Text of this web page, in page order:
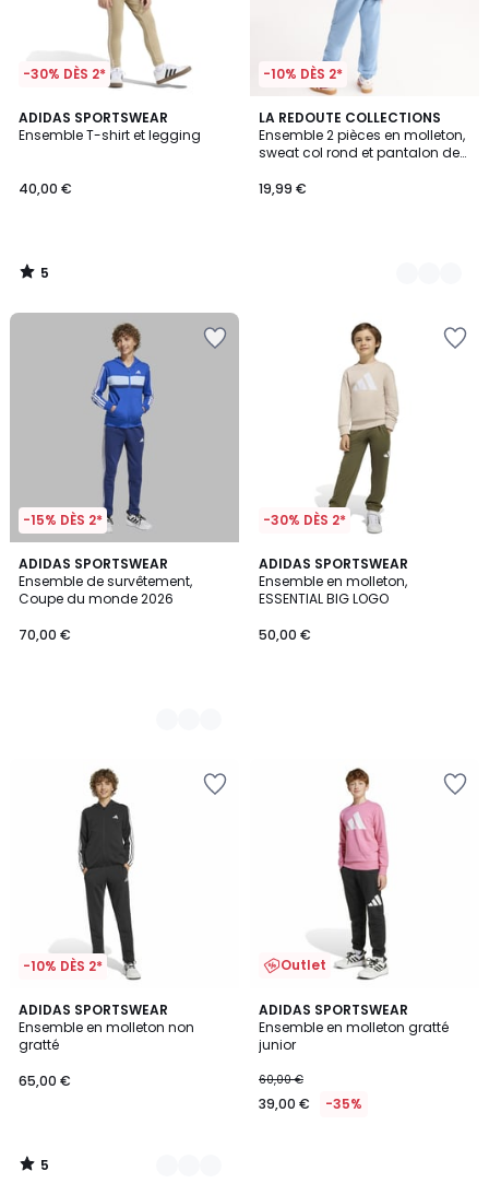
-30% DÈS 2*
ADIDAS SPORTSWEAR
Ensemble T-shirt et legging
40,00 €
5
/
5
/
-10% DÈS 2*
LA REDOUTE COLLECTIONS
Ensemble 2 pièces en molleton,
sweat col rond et pantalon de
19,99 €
2
Couleurs
-15% DÈS 2*
ADIDAS SPORTSWEAR
Ensemble de survêtement,
Coupe du monde 2026
70,00 €
2
Couleurs
-30% DÈS 2*
ADIDAS SPORTSWEAR
Ensemble en molleton,
ESSENTIAL BIG LOGO
50,00 €
-10% DÈS 2*
ADIDAS SPORTSWEAR
Ensemble en molleton non
gratté
65,00 €
5
/
5
2
Couleurs
5
/
Outlet
ADIDAS SPORTSWEAR
Ensemble en molleton gratté
junior
60,00 €
39,00 € -35%